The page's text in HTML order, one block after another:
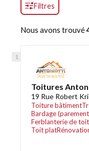
Filtres
Nous avons trouvé
Toitures
19 Rue Robert
Toiture bâtiment
Bardage
Ferblanterie de
Toit plat